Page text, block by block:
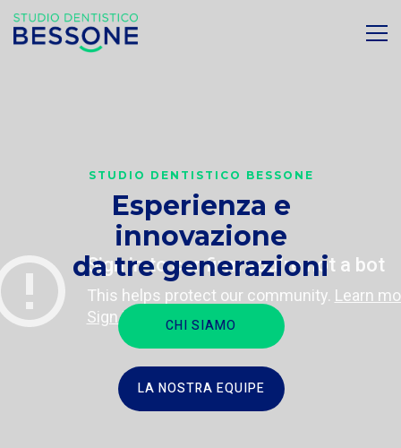
STUDIO DENTISTICO BESSONE
Esperienza e
innovazione
da tre generazioni
CHI SIAMO
LA NOSTRA EQUIPE